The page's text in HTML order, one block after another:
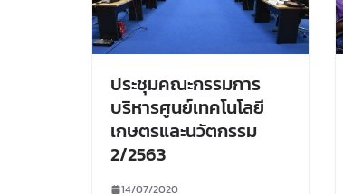
ประชุมคณะกรรมการ
บริหารศูนย์เทคโนโลยี
เกษตรและนวัตกรรม
2/2563
14/07/2020